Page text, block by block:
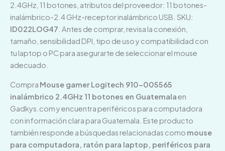
2.4GHz, 11 botones, atributos del proveedor: 11 botones-
inalámbrico-2.4 GHz-receptor inalámbrico USB. SKU:
ID022LOG47 . Antes de comprar, revisa la conexión,
tamaño, sensibilidad DPI, tipo de uso y compatibilidad con
tu laptop o PC para asegurarte de seleccionar el mouse
adecuado.
Compra Mouse gamer Logitech 910-005565
inalámbrico 2.4GHz 11 botones en Guatemalaen
Gadkys.com y encuentra periféricos para computadora
con información clara para Guatemala. Este producto
también responde a búsquedas relacionadas como mouse
para computadora, ratón para laptop, periféricos para